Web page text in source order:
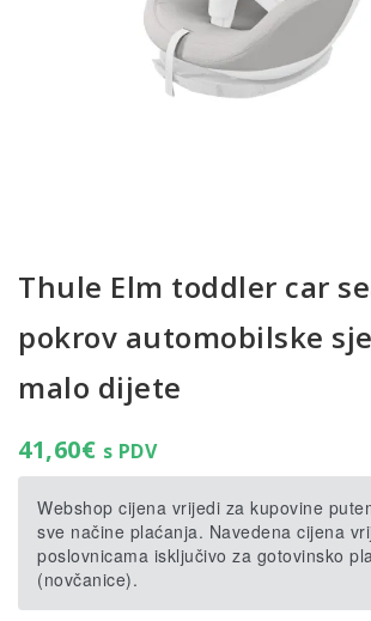
Thule Elm toddler car
pokrov automobilske
malo dijete
41,60€ s PDV
Webshop cijena vrijedi za kupovine
sve načine plaćanja. Navedena cijena
poslovnicama isključivo za gotovinsko
(novčanice).